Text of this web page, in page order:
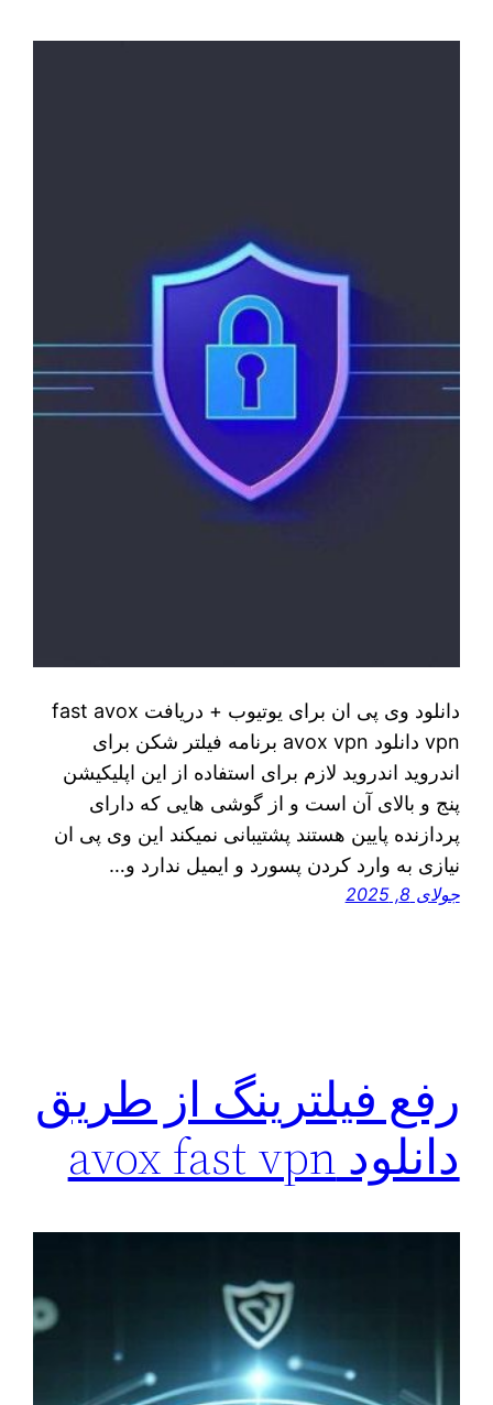
دانلود وی پی ان برای یوتیوب + دریافت fast avox
vpn دانلود avox vpn برنامه فیلتر شکن برای
اندروید اندروید لازم برای استفاده از این اپلیکیشن
پنج و بالای آن است و از گوشی هایی که دارای
پردازنده پایین هستند پشتیبانی نمیکند این وی پی ان
نیازی به وارد کردن پسورد و ایمیل ندارد و…
جولای 8, 2025
رفع فیلترینگ از طریق
دانلود avox fast vpn